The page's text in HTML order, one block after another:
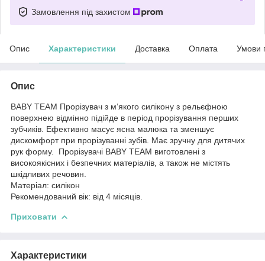
Замовлення під захистом
Опис Характеристики Доставка Оплата Умови
Опис
BABY TEAM Прорізувач з м‘якого силікону з рельєфною
поверхнею відмінно підійде в період прорізування перших
зубчиків. Ефективно масує ясна малюка та зменшує
дискомфорт при прорізуванні зубів. Має зручну для дитячих
рук форму. Прорізувачі BABY TEAM виготовлені з
високоякісних і безпечних матеріалів, а також не містять
шкідливих речовин.
Матеріал: силікон
Рекомендований вік: від 4 місяців.
Приховати
Характеристики